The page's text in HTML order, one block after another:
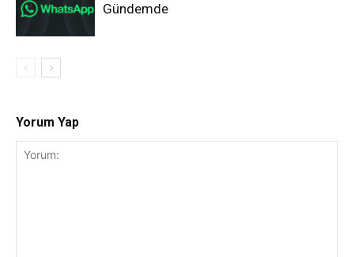
Gündemde
Yorum Yap